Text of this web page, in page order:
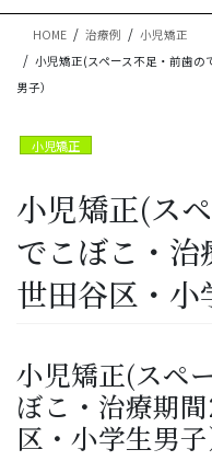
HOME 治療例
小児矯正
小児矯正(スペース不足・前歯
男子）
小児矯正
小児矯正(ス
でこぼこ・治
世田谷区・小
小児矯正(スペ
ぼこ・治療期
区・小学生男子